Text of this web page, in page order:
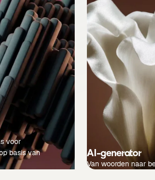
voor
basis van
AI-generator
Van woorden naar